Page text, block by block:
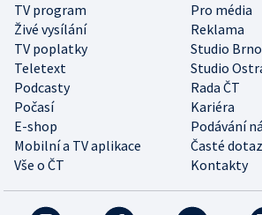
TV program
Pro média
Živé vysílání
Reklama
TV poplatky
Studio Brno
Teletext
Studio
Podcasty
Rada ČT
Počasí
Kariéra
E-shop
Podávání
Mobilní a TV aplikace
Časté
Vše o ČT
Kontakty